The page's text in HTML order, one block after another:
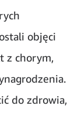
objęci
z chorym,
do zdrowia,